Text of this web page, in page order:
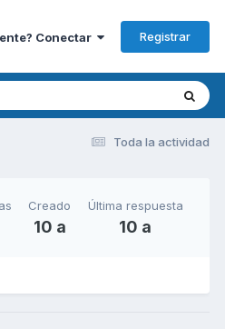
Conectar Registrar
Toda la actividad
Creado
10 a
Última respuesta
10 a